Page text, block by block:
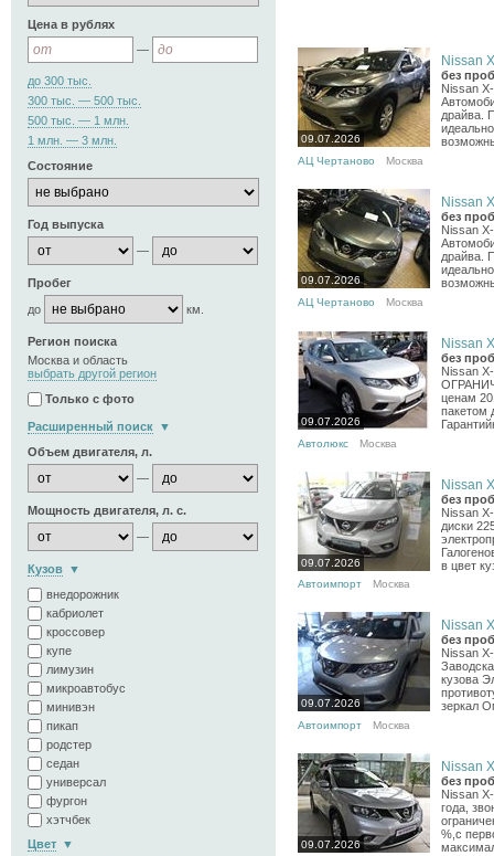
Цена в рублях
—
до 300 тыс.
300 тыс. — 500 тыс.
500 тыс. — 1 млн.
1 млн. — 3 млн.
Состояние
Год выпуска
—
Пробег
до
км.
Регион поиска
Москва и область
выбрать другой регион
Только с фото
Расширенный поиск
Объем двигателя, л.
—
Мощность двигателя, л. с.
—
Кузов
внедорожник
кабриолет
кроссовер
купе
лимузин
микроавтобус
минивэн
пикап
родстер
седан
универсал
фургон
хэтчбек
Цвет
09.07.2026
Nissan
без
Nissan
драйва.
АЦ Чертаново Москва
09.07.2026
Nissan
без
Nissan
драйва.
АЦ Чертаново Москва
09.07.2026
Nissan
без
Nissan
ценам
пакетом
Автолюкс Москва
09.07.2026
Nissan
без
Nissan
диски
в цвет
Автоимпорт Москва
09.07.2026
Nissan
без
Nissan
кузова
зеркал
Автоимпорт Москва
09.07.2026
Nissan
без
Nissan
года,
%,с